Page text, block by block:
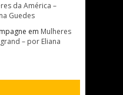
da América –
Guedes
em Mulheres
– por Eliana